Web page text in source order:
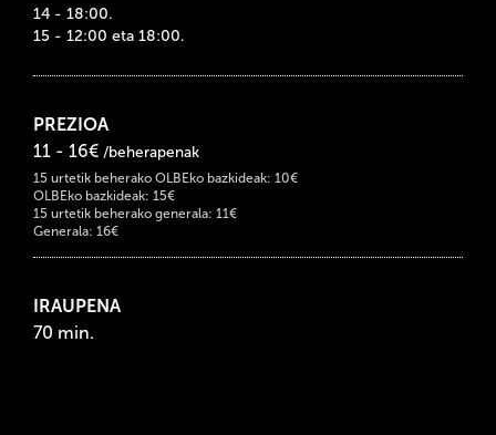
14 - 18:00.
15 - 12:00 eta 18:00.
PREZIOA
11 - 16€ /beherapenak
15 urtetik beherako OLBEko bazkideak: 10€
OLBEko bazkideak: 15€
15 urtetik beherako generala: 11€
Generala: 16€
IRAUPENA
70 min.